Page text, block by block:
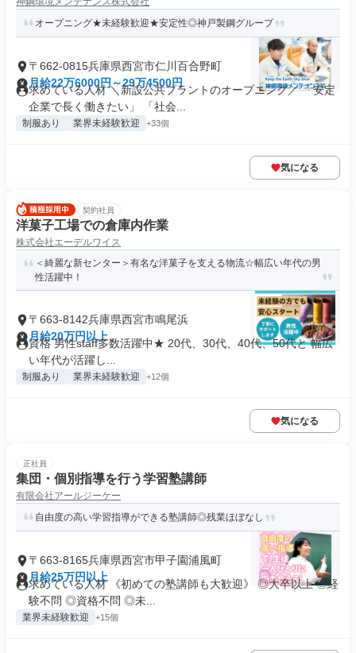
オープニング★未経験歓迎★安定性◎神戸製鋼グループ
〒662-0815兵庫県西宮市仁川百合野町
月給22万6000円～29万4500円
求めている人材 ＼新設公共プラントのオープニング／ 「安定
企業で長く働きたい」 「社会...
制服あり 業界未経験歓迎 +33個
気になる
契約社員
洋菓子工場での倉庫内作業
株式会社エーデルワイス
＜綺麗な新センター＞有名な洋菓子を支える物流☆幅広い年代の男
性活躍中！
〒663-8142兵庫県西宮市鳴尾浜
月給20万円以上
資格 男性staff多数活躍中★ 20代、30代、40代、50代と 幅広
い年代が活躍し...
制服あり 業界未経験歓迎 +12個
気になる
正社員
集団・個別指導を行う学習塾講師
有限会社アールジーケー
自由度の高い学習指導ができる塾講師◎残業ほぼなし
〒663-8165兵庫県西宮市甲子園浦風町
月給25万円以上
求めている人材 《初めての塾講師も大歓迎》 ◎大卒以上 ◎経
験不問 ◎資格不問 ◎未...
業界未経験歓迎 +15個